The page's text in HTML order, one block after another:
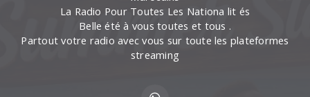
La Radio Pour Toutes Les Nationa lit és
Belle été à vous toutes et tous .
Partout votre radio avec vous sur toute les plateformes
streaming